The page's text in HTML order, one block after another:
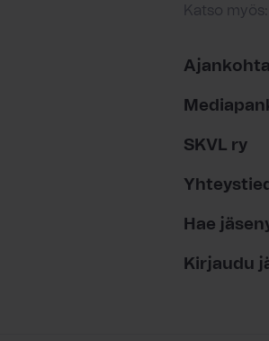
Katso myös:
SKVL ry
Hae
Kirjaudu